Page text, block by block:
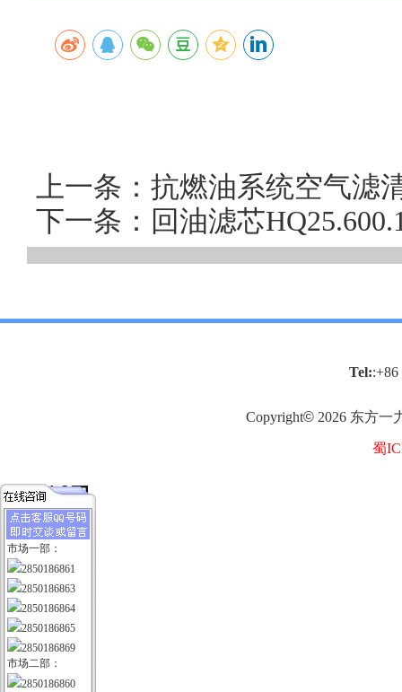
上一条：抗燃油系统空气滤
下一条：回油滤芯
Tel::+86
Copyright© 2026 东方一
蜀
市场一部：
2850186861
2850186863
2850186864
2850186865
2850186869
市场二部：
2850186860